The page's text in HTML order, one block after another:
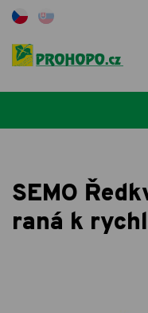
SEMO
raná k